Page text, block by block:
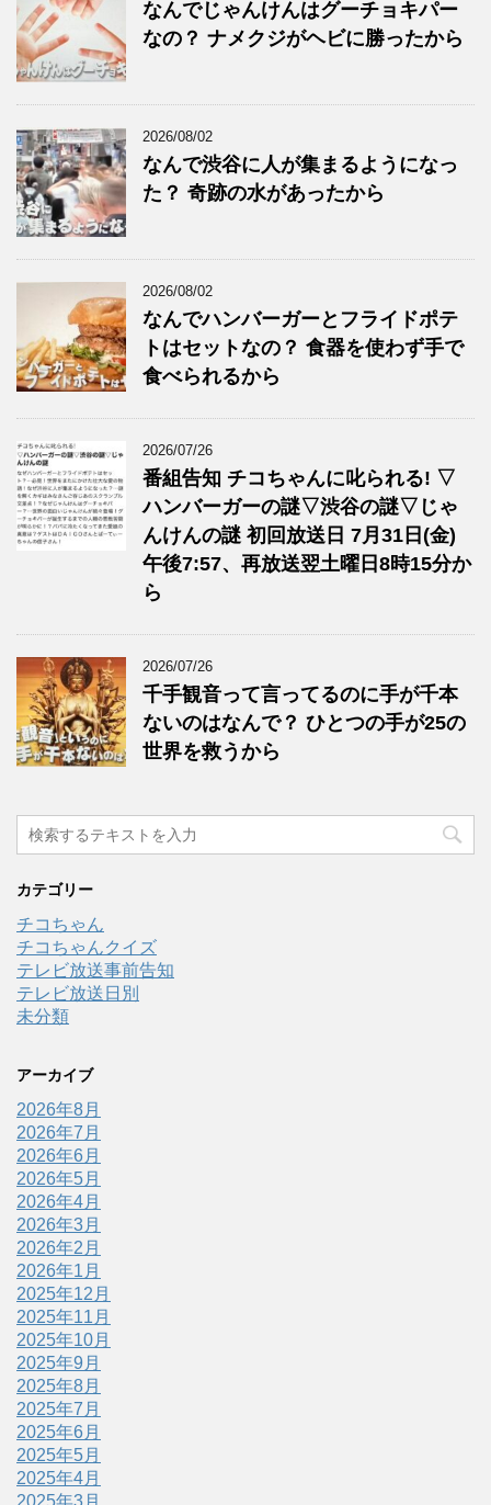
なんでじゃんけんはグーチョキパー
なの？ ナメクジがヘビに勝ったから
2026/08/02
なんで渋谷に人が集まるようになっ
た？ 奇跡の水があったから
2026/08/02
なんでハンバーガーとフライドポテ
トはセットなの？ 食器を使わず手で
食べられるから
2026/07/26
番組告知 チコちゃんに叱られる! ▽
ハンバーガーの謎▽渋谷の謎▽じゃ
んけんの謎 初回放送日 7月31日(金)
午後7:57、再放送翌土曜日8時15分か
ら
2026/07/26
千手観音って言ってるのに手が千本
ないのはなんで？ ひとつの手が25の
世界を救うから
カテゴリー
チコちゃん
チコちゃんクイズ
テレビ放送事前告知
テレビ放送日別
未分類
アーカイブ
2026年8月
2026年7月
2026年6月
2026年5月
2026年4月
2026年3月
2026年2月
2026年1月
2025年12月
2025年11月
2025年10月
2025年9月
2025年8月
2025年7月
2025年6月
2025年5月
2025年4月
2025年3月